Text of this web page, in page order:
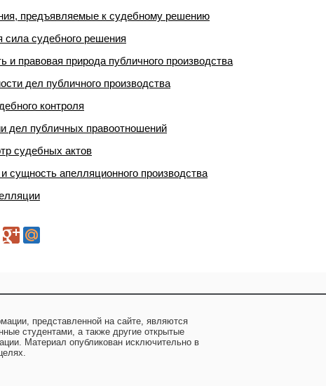
предъявляемые к судебному решению
сила судебного решения
и правовая природа публичного производства
дел публичного производства
контроля
дел публичных правоотношений
судебных актов
сущность апелляционного производства
представленной на сайте, являются
студентами, а также другие открытые
Материал опубликован исключительно в